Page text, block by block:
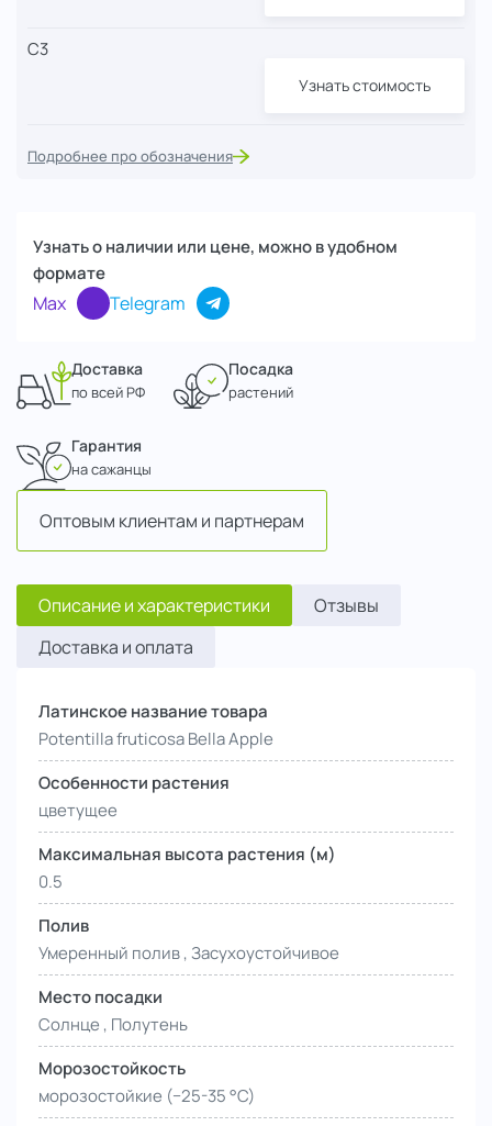
С3
Узнать стоимость
Подробнее про обозначения
Узнать о наличии или цене, можно в удобном
формате
Max Telegram
Доставка
по всей РФ
Посадка
растений
Гарантия
на сажанцы
Оптовым клиентам и партнерам
Описание и характеристики
Отзывы
Доставка и оплата
Латинское название товара
Potentilla fruticosa Bella Apple
Особенности растения
цветущее
Максимальная высота растения (м)
0.5
Полив
Умеренный полив , Засухоустойчивое
Место посадки
Солнце , Полутень
Морозостойкость
морозостойкие (−25-35 °С)